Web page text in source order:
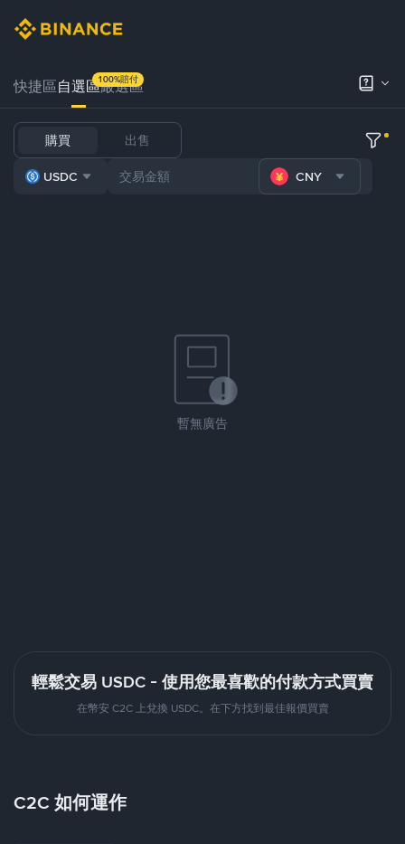
快捷區自選區嚴選區
100%賠付
購買 出售
USDC CNY
暫無廣告
輕鬆交易 USDC - 使用您最喜歡的付款方式買賣
在幣安 C2C 上兌換 USDC。在下方找到最佳報價買賣
C2C 如何運作